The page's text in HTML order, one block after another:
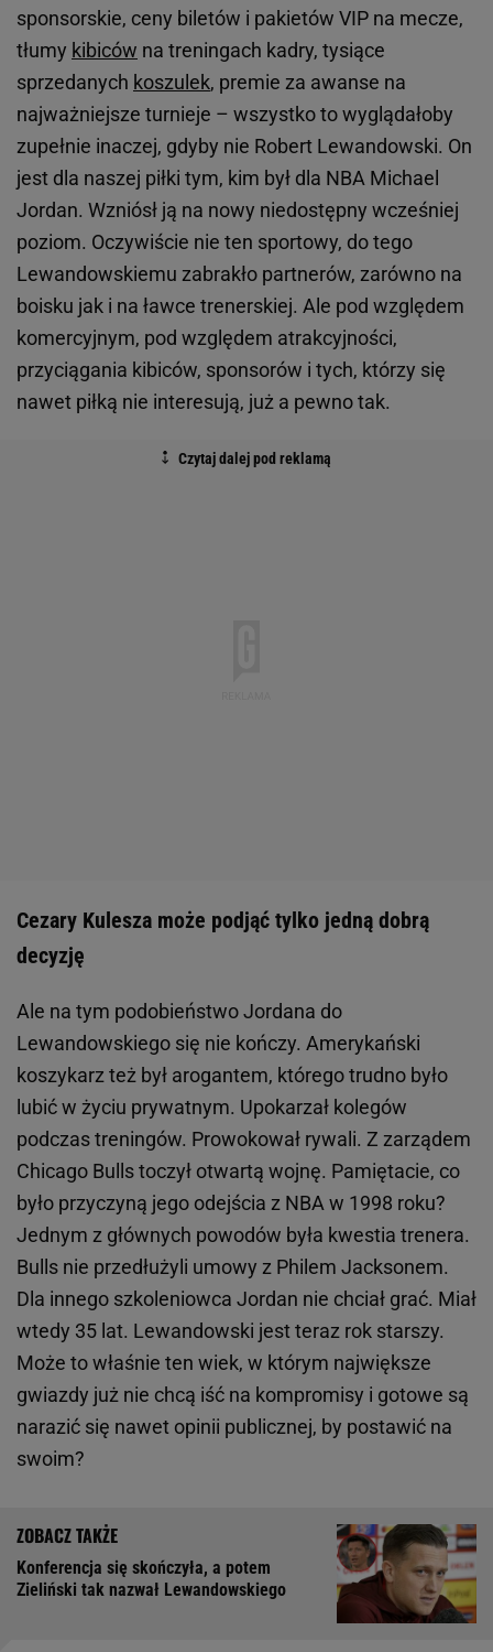
sponsorskie, ceny biletów i pakietów VIP na mecze,
tłumy kibiców na treningach kadry, tysiące
sprzedanych koszulek, premie za awanse na
najważniejsze turnieje – wszystko to wyglądałoby
zupełnie inaczej, gdyby nie Robert Lewandowski. On
jest dla naszej piłki tym, kim był dla NBA Michael
Jordan. Wzniósł ją na nowy niedostępny wcześniej
poziom. Oczywiście nie ten sportowy, do tego
Lewandowskiemu zabrakło partnerów, zarówno na
boisku jak i na ławce trenerskiej. Ale pod względem
komercyjnym, pod względem atrakcyjności,
przyciągania kibiców, sponsorów i tych, którzy się
nawet piłką nie interesują, już a pewno tak.
Cezary Kulesza może podjąć tylko jedną dobrą
decyzję
Ale na tym podobieństwo Jordana do
Lewandowskiego się nie kończy. Amerykański
koszykarz też był arogantem, którego trudno było
lubić w życiu prywatnym. Upokarzał kolegów
podczas treningów. Prowokował rywali. Z zarządem
Chicago Bulls toczył otwartą wojnę. Pamiętacie, co
było przyczyną jego odejścia z NBA w 1998 roku?
Jednym z głównych powodów była kwestia trenera.
Bulls nie przedłużyli umowy z Philem Jacksonem.
Dla innego szkoleniowca Jordan nie chciał grać. Miał
wtedy 35 lat. Lewandowski jest teraz rok starszy.
Może to właśnie ten wiek, w którym największe
gwiazdy już nie chcą iść na kompromisy i gotowe są
narazić się nawet opinii publicznej, by postawić na
swoim?
Konferencja się skończyła, a potem
Zieliński tak nazwał Lewandowskiego